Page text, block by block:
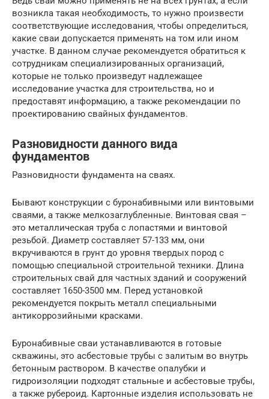
возникла такая необходимость, то нужно произвести
соответствующие исследования, чтобы определиться,
какие сваи допускается применять на том или ином
участке. В данном случае рекомендуется обратиться к
сотрудникам специализированных организаций,
которые не только произведут надлежащее
исследование участка для строительства, но и
предоставят информацию, а также рекомендации по
проектированию свайных фундаментов.
Разновидности данного вида
фундаментов
Разновидности фундамента на сваях.
Бывают конструкции с буронабивными или винтовыми
сваями, а также мелкозаглубленные. Винтовая свая –
это металлическая труба с лопастями и винтовой
резьбой. Диаметр составляет 57-133 мм, они
вкручиваются в грунт до уровня твердых пород с
помощью специальной строительной техники. Длина
строительных свай для частных зданий и сооружений
составляет 1650-3500 мм. Перед установкой
рекомендуется покрыть металл специальными
антикоррозийными красками.
Буронабивные сваи устанавливаются в готовые
скважины, это асбестовые трубы с залитым во внутрь
бетонным раствором. В качестве опалубки и
гидроизоляции подходят стальные и асбестовые трубы,
а также рубероид. Картонные изделия использовать не